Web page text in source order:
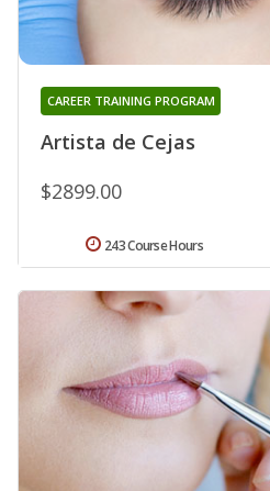
Artista de Cejas
CAREER TRAINING PROGRAM
$2899.00
243 Course Hours